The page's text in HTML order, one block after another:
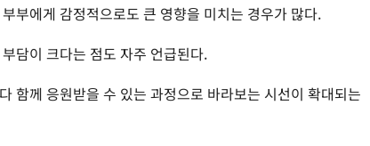
부에게 감정적으로도 큰 영향을 미치는 경우가 많다.
담이 크다는 점도 자주 언급된다.
함께 응원받을 수 있는 과정으로 바라보는 시선이 확대되는